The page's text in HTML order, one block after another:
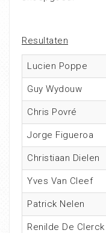
Resultaten
Lucien Poppe
Guy Wydouw
Chris Povré
Jorge Figueroa
Christiaan Dielen
Yves Van Cleef
Patrick Nelen
Renilde De Clerck